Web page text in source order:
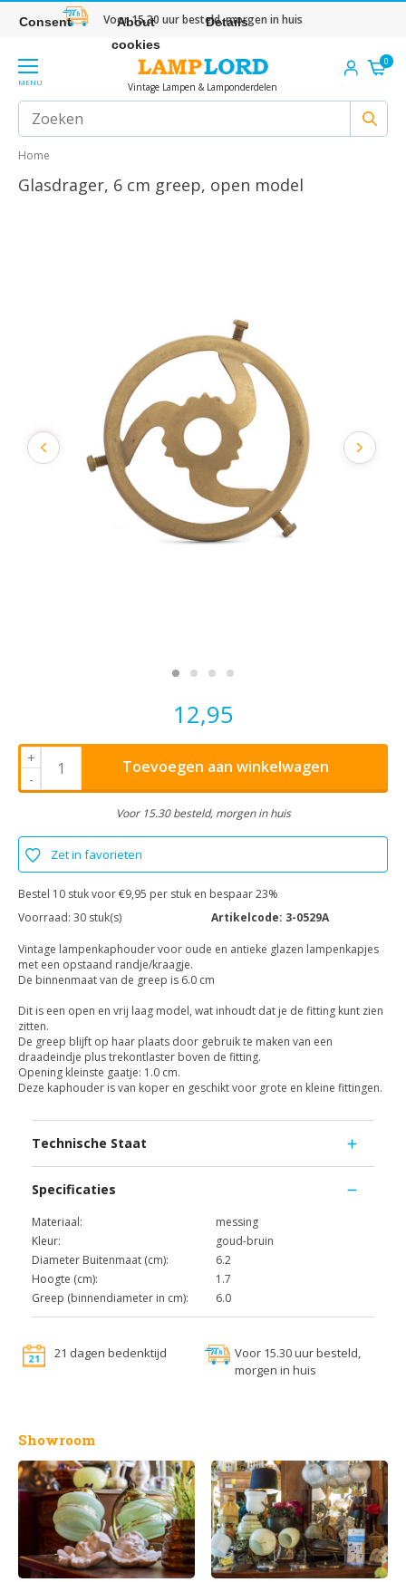
Voor 15.30 uur besteld, morgen in huis
MENU Vintage Lampen & Lamponderdelen
0
Home
Glasdrager, 6 cm greep, open model
12,95
+
-
Toevoegen aan winkelwagen
Voor 15.30 besteld, morgen in huis
Zet in favorieten
Bestel 10 stuk voor €9,95 per stuk en bespaar 23%
Voorraad: 30 stuk(s) Artikelcode: 3-0529A
Vintage lampenkaphouder voor oude en antieke glazen lampenkapjes
met een opstaand randje/kraagje.
De binnenmaat van de greep is 6.0 cm
Dit is een open en vrij laag model, wat inhoudt dat je de fitting kunt zien
zitten.
De greep blijft op haar plaats door gebruik te maken van een
draadeindje plus trekontlaster boven de fitting.
Opening kleinste gaatje: 1.0 cm.
Deze kaphouder is van koper en geschikt voor grote en kleine fittingen.
Technische Staat
Specificaties
Materiaal:
messing
Kleur:
goud-bruin
Diameter Buitenmaat (cm):
6.2
Hoogte (cm):
1.7
Greep (binnendiameter in cm):
6.0
21 dagen bedenktijd
Voor 15.30 uur besteld,
morgen in huis
Showroom
Consent
About
cookies
Details